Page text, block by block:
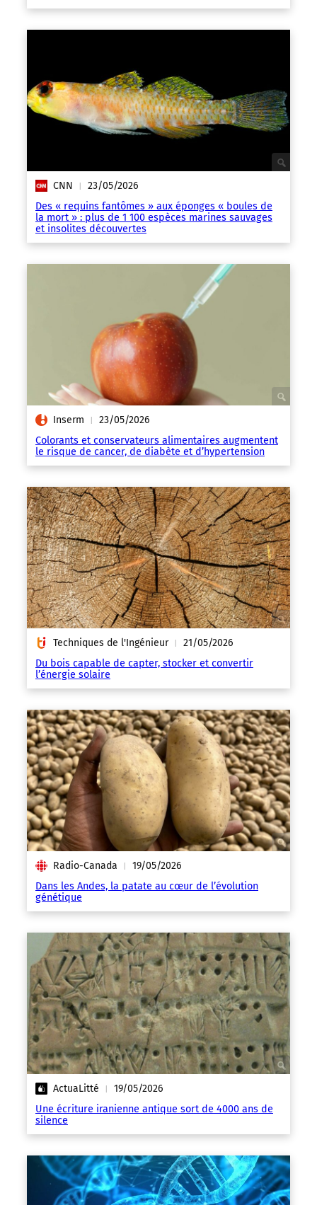
CNN | 23/05/2026
Des « requins fantômes » aux éponges « boules de
la mort » : plus de 1 100 espèces marines sauvages
et insolites découvertes
Inserm | 23/05/2026
Colorants et conservateurs alimentaires augmentent
le risque de cancer, de diabète et d’hypertension
Techniques de l'Ingénieur | 21/05/2026
Du bois capable de capter, stocker et convertir
l’énergie solaire
Radio-Canada | 19/05/2026
Dans les Andes, la patate au cœur de l’évolution
génétique
ActuaLitté | 19/05/2026
Une écriture iranienne antique sort de 4000 ans de
silence